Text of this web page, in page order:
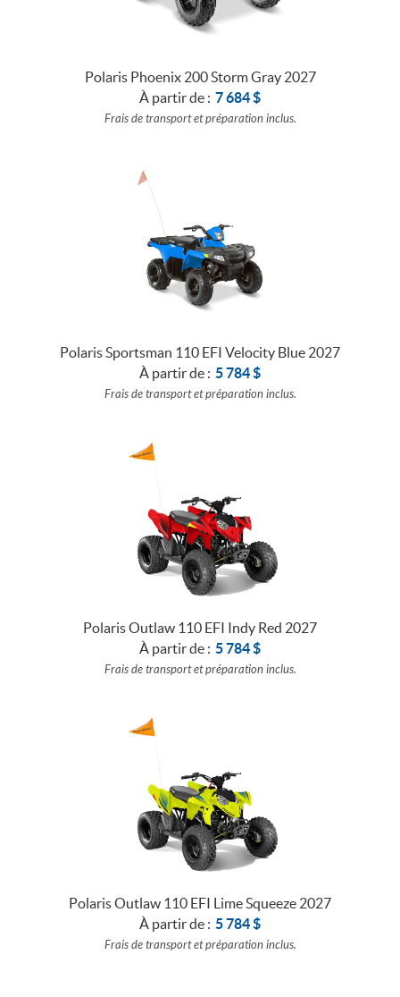
Polaris Phoenix 200 Storm Gray 2027
À partir de : 7 684$
Frais de transport et préparation inclus.
Polaris Sportsman 110 EFI Velocity Blue 2027
À partir de : 5 784$
Frais de transport et préparation inclus.
Polaris Outlaw 110 EFI Indy Red 2027
À partir de : 5 784$
Frais de transport et préparation inclus.
Polaris Outlaw 110 EFI Lime Squeeze 2027
À partir de : 5 784$
Frais de transport et préparation inclus.